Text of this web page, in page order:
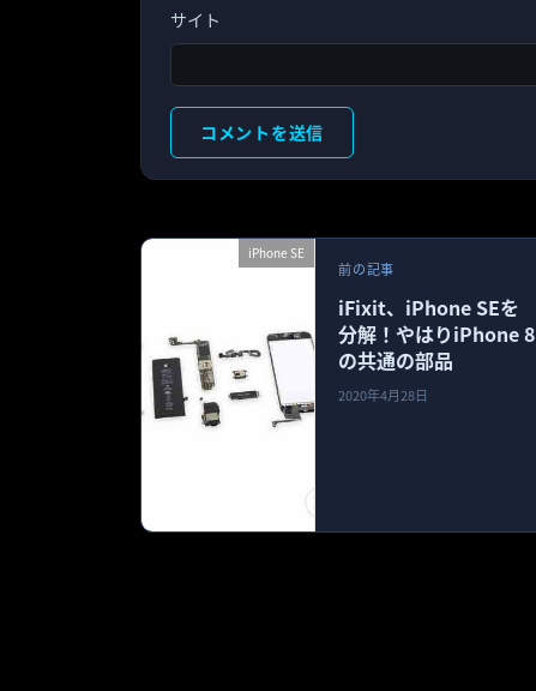
サイト
iPhone SE
前の記事
iFixit、iPhone SEを
分解！やはりiPhone 8
の共通の部品
2020年4月28日